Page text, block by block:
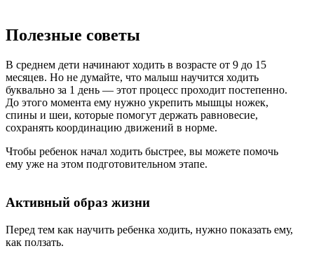
Полезные советы
В среднем дети начинают ходить в возрасте от 9 до 15
месяцев. Но не думайте, что малыш научится ходить
буквально за 1 день — этот процесс проходит постепенно.
До этого момента ему нужно укрепить мышцы ножек,
спины и шеи, которые помогут держать равновесие,
сохранять координацию движений в норме.
Чтобы ребенок начал ходить быстрее, вы можете помочь
ему уже на этом подготовительном этапе.
Активный образ жизни
Перед тем как научить ребенка ходить, нужно показать ему,
как ползать.